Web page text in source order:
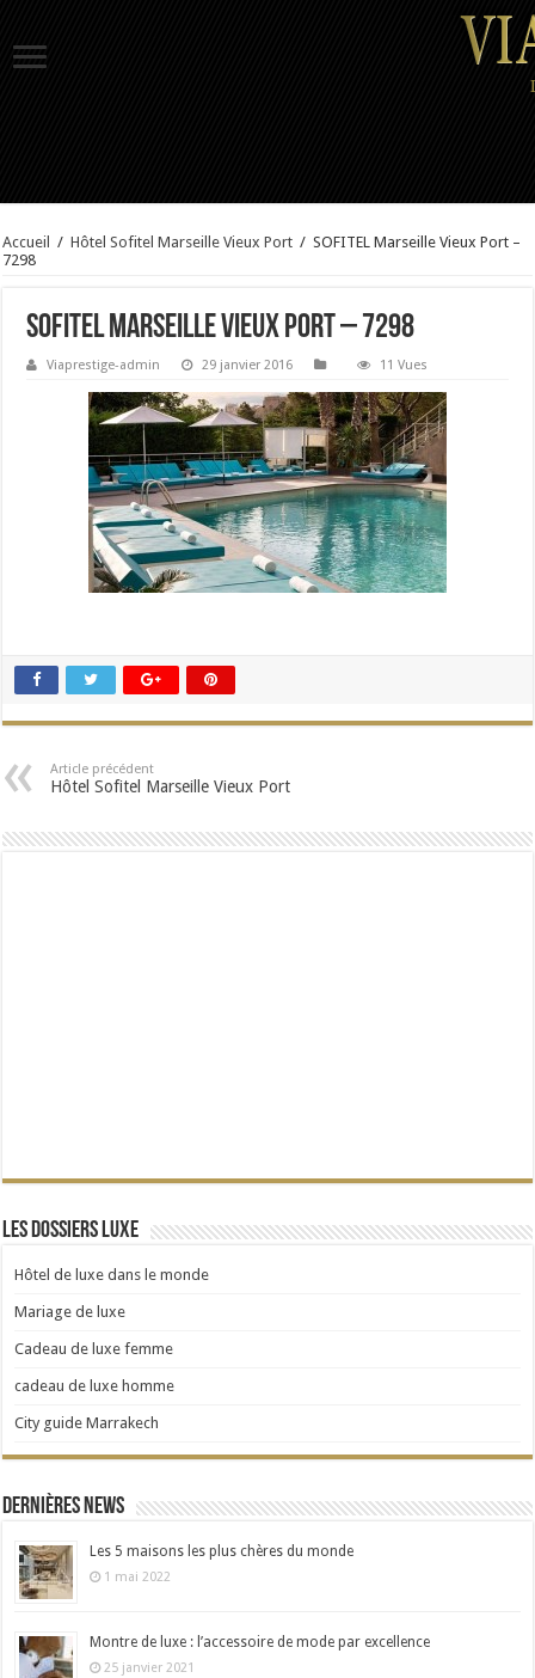
Accueil / Hôtel Sofitel Marseille Vieux Port / SOFITEL Marseille Vieux Port –
7298
SOFITEL Marseille Vieux Port – 7298
Viaprestige-admin 29 janvier 2016 11 Vues
Article précédent
Hôtel Sofitel Marseille Vieux Port
Les dossiers Luxe
Hôtel de luxe dans le monde
Mariage de luxe
Cadeau de luxe femme
cadeau de luxe homme
City guide Marrakech
Dernières news
Les 5 maisons les plus chères du monde
1 mai 2022
Montre de luxe : l’accessoire de mode par excellence
25 janvier 2021